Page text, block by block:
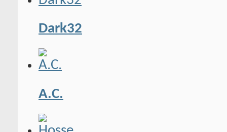
Dark32
А.С.